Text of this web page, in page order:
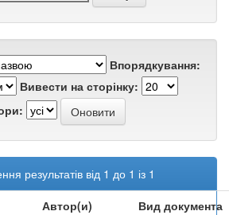
Впорядкування:
Вивести на сторінку:
результатів від 1 до 1 із 1
Автор(и) Вид документа